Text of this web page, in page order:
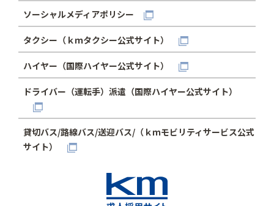
ソーシャルメディアポリシー
タクシー（ｋｍタクシー公式サイト）
ハイヤー（国際ハイヤー公式サイト）
ドライバー（運転手）派遣（国際ハイヤー公式サイト）
貸切バス/路線バス/送迎バス/（ｋｍモビリティサービス公式
サイト）